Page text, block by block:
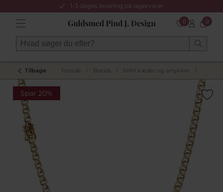
1-3 dages levering på lagervarer
0 0
Tilbage Forside Brands BNH kæder og smykker
Spar 20%